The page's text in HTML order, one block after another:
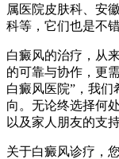
属医院皮肤科、安
科等，它们也是不
白癜风的治疗，从
的可靠与协作，更
白癜风医院”，我
向。无论终选择何
以及家人朋友的支
关于白癜风诊疗，